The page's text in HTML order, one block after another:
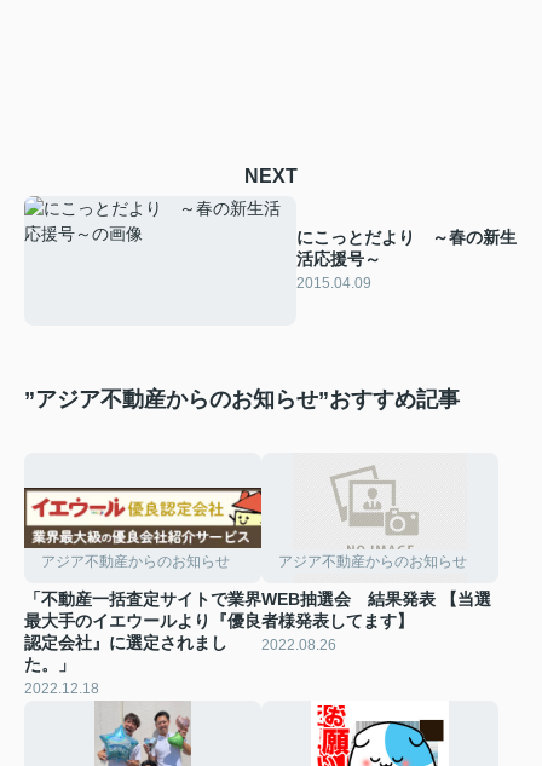
NEXT
にこっとだより ～春の新生
活応援号～
2015.04.09
”アジア不動産からのお知らせ”おすすめ記事
アジア不動産からのお知らせ
「不動産一括査定サイトで業界
最大手のイエウールより『優良
認定会社』に選定されまし
た。」
2022.12.18
アジア不動産からのお知らせ
WEB抽選会 結果発表 【当選
者様発表してます】
2022.08.26